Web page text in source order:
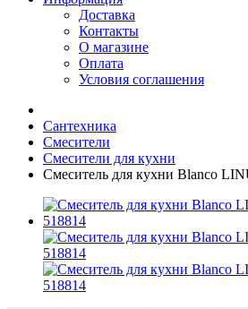
Доставка
Контакты
О магазине
Оплата
Условия соглашения
Сантехника
Смесители
Смесители для кухни
Смеситель для кухни Blanco